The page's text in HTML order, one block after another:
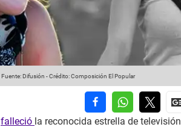
Fuente: Difusión -Crédito: Composición El Popular
falleció la reconocida estrella de televisión